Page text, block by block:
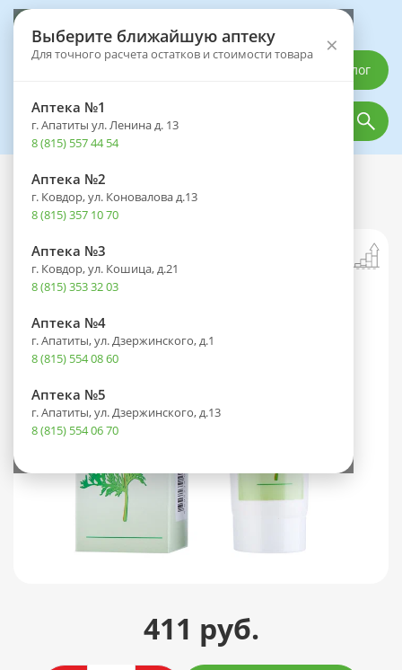
Выберите ближайшую аптеку
Для точного расчета остатков и стоимости товара ×
Аптека №1
г. Апатиты ул. Ленина д. 13
8 (815) 557 44 54
Аптека №2
г. Ковдор, ул. Коновалова д.13
8 (815) 357 10 70
Аптека №3
г. Ковдор, ул. Кошица, д.21
8 (815) 353 32 03
Аптека №4
г. Апатиты, ул. Дзержинского, д.1
8 (815) 554 08 60
Аптека №5
г. Апатиты, ул. Дзержинского, д.13
8 (815) 554 06 70
Каталог
Каталог Лекарственные препараты
Туя ДН мазь 70г
411 руб.